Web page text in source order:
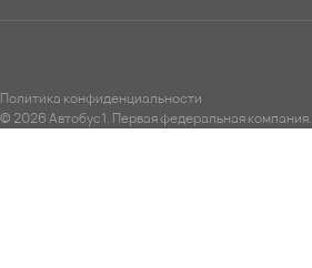
Политика конфиденциальности
© 2026 Автобус1. Первая федеральная компания.